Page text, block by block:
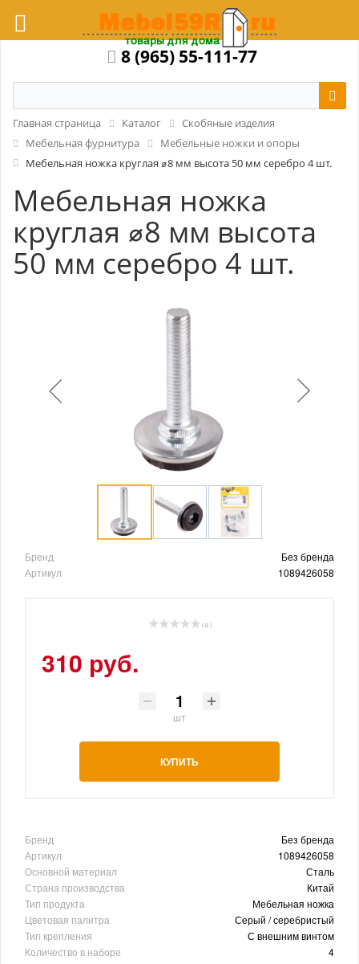
8 (965) 55-111-77
Главная страница Каталог
Скобяные изделия
Мебельная фурнитура
Мебельные ножки и опоры
Мебельная ножка круглая ⌀8 мм высота 50 мм серебро 4 шт.
Мебельная ножка
круглая ⌀8 мм высота
50 мм серебро 4 шт.
Бренд
Без бренда
Артикул
1089426058
( 0 )
310 руб.
шт
КУПИТЬ
Бренд
Без бренда
Артикул
1089426058
Основной материал
Сталь
Страна производства
Китай
Тип продукта
Мебельная ножка
Цветовая палитра
Серый / серебристый
Тип крепления
С внешним винтом
Количество в наборе
4